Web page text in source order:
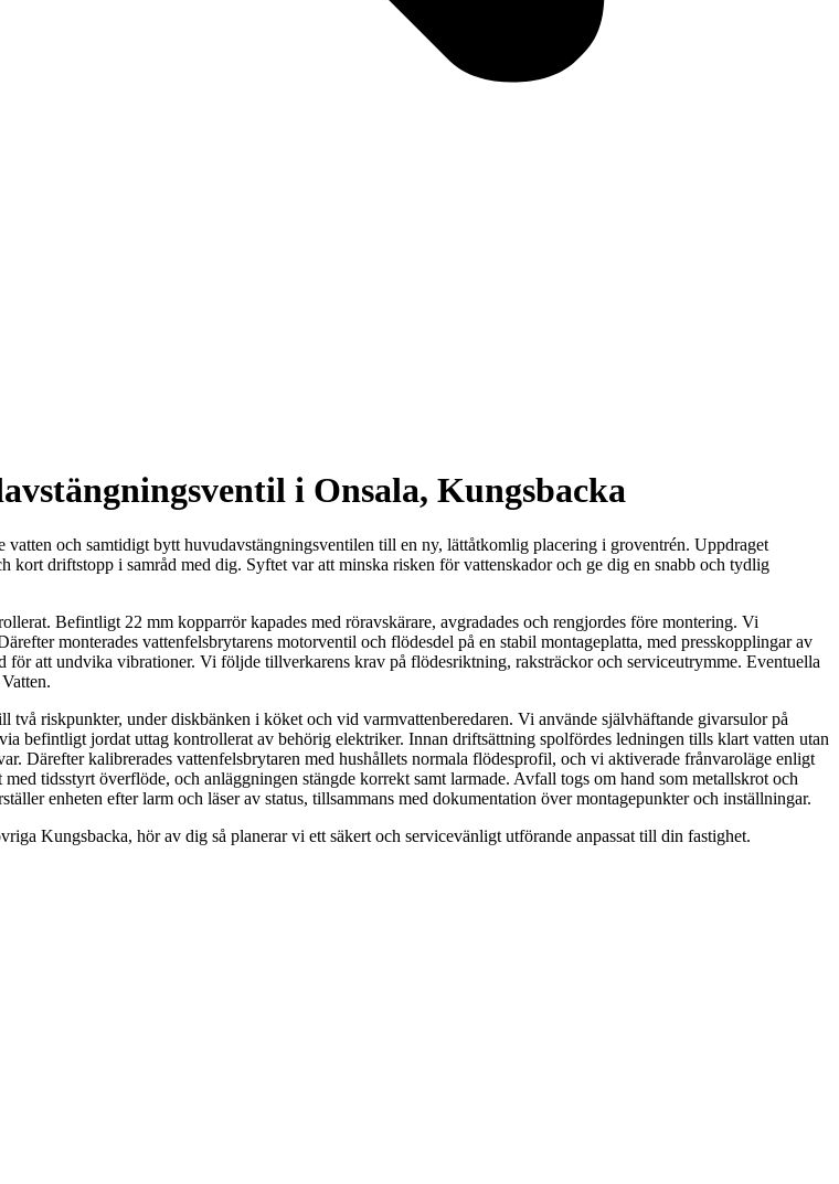
i Onsala, Kungsbacka
och samtidigt bytt huvudavstängningsventilen till en ny, lättåtkomlig placering i groventrén. Uppdraget
driftstopp i samråd med dig. Syftet var att minska risken för vattenskador och ge dig en snabb och tydlig
Befintligt 22 mm kopparrör kapades med röravskärare, avgradades och rengjordes före montering. Vi
monterades vattenfelsbrytarens motorventil och flödesdel på en stabil montageplatta, med presskopplingar av
för att undvika vibrationer. Vi följde tillverkarens krav på flödesriktning, raksträckor och serviceutrymme. Eventuella
riskpunkter, under diskbänken i köket och vid varmvattenberedaren. Vi använde självhäftande givarsulor på
befintligt jordat uttag kontrollerat av behörig elektriker. Innan driftsättning spolfördes ledningen tills klart vatten utan
Därefter kalibrerades vattenfelsbrytaren med hushållets normala flödesprofil, och vi aktiverade frånvaroläge enligt
tidsstyrt överflöde, och anläggningen stängde korrekt samt larmade. Avfall togs om hand som metallskrot och
enheten efter larm och läser av status, tillsammans med dokumentation över montagepunkter och inställningar.
Kungsbacka, hör av dig så planerar vi ett säkert och servicevänligt utförande anpassat till din fastighet.